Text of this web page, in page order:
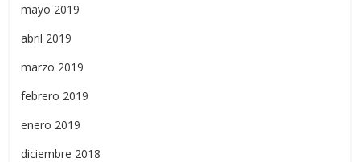
mayo 2019
abril 2019
marzo 2019
febrero 2019
enero 2019
diciembre 2018